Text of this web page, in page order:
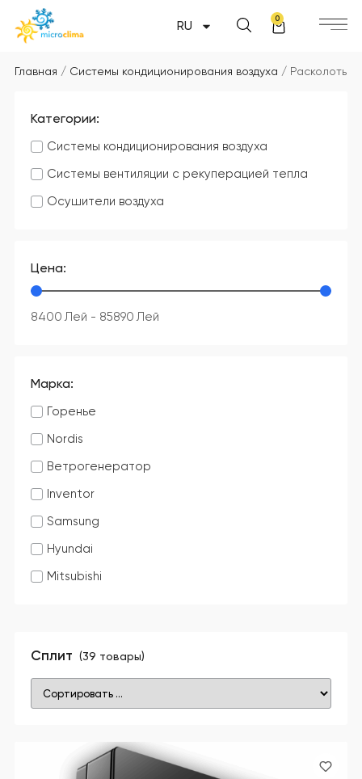
RU
0
Главная / Системы кондиционирования воздуха / Расколоть
Категории:
Системы кондиционирования воздуха
Системы вентиляции с рекуперацией тепла
Осушители воздуха
Цена:
8400 Лей - 85890 Лей
Марка:
Горенье
Nordis
Ветрогенератор
Inventor
Samsung
Hyundai
Mitsubishi
Сплит (39 товары)